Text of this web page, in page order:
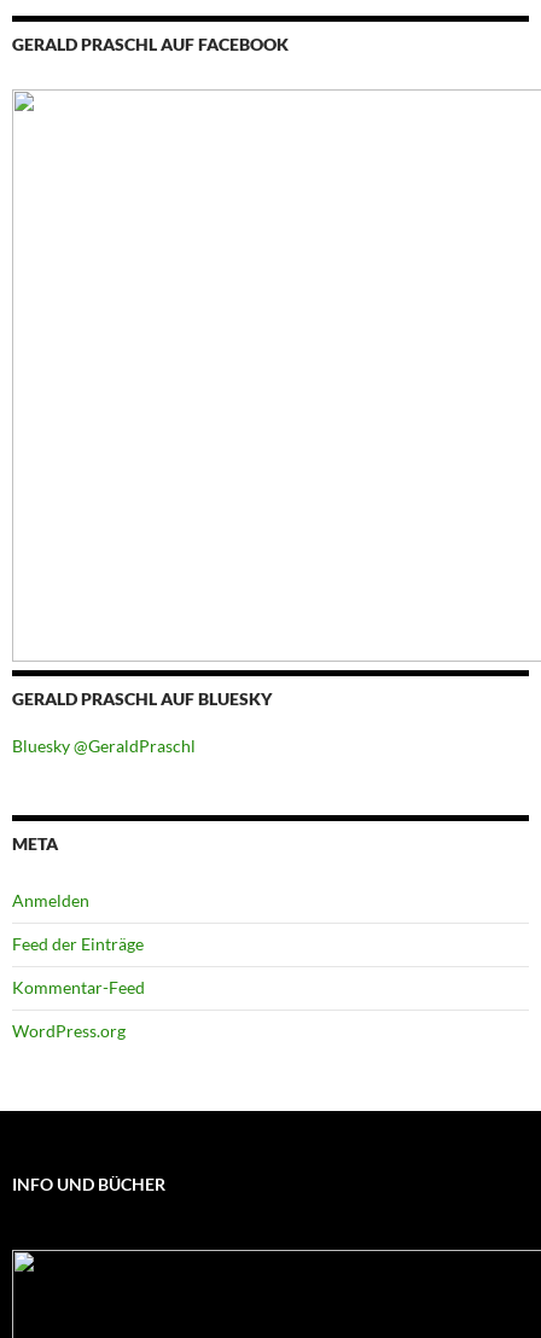
GERALD PRASCHL AUF FACEBOOK
GERALD PRASCHL AUF BLUESKY
Bluesky @GeraldPraschl
META
Anmelden
Feed der Einträge
Kommentar-Feed
WordPress.org
INFO UND BÜCHER